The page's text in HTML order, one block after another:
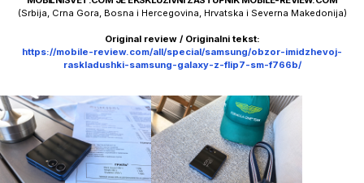
(Srbija, Crna Gora, Bosna i Hercegovina, Hrvatska i Severna Makedonija)
Original review / Originalni tekst:
https://mobile-review.com/all/special/samsung/obzor-imidzhevoj-
raskladushki-samsung-galaxy-z-flip7-sm-f766b/